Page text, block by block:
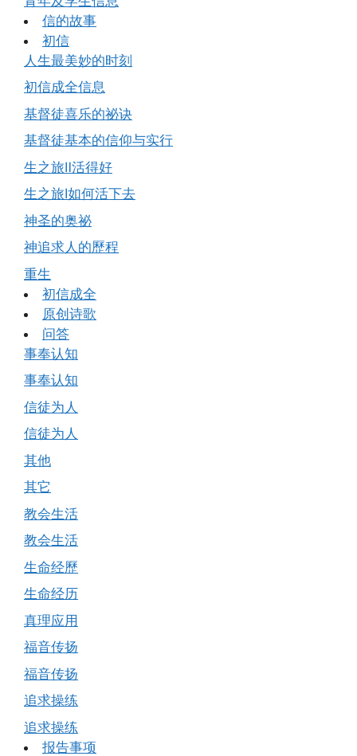
信的故事
初信
人生最美妙的时刻
初信成全信息
基督徒喜乐的祕诀
基督徒基本的信仰与实行
生之旅Ⅱ活得好
生之旅Ⅰ如何活下去
神圣的奥祕
神追求人的歷程
重生
初信成全
原创诗歌
问答
事奉认知
事奉认知
信徒为人
信徒为人
其他
其它
教会生活
教会生活
生命经歷
生命经历
真理应用
福音传扬
福音传扬
追求操练
追求操练
报告事项